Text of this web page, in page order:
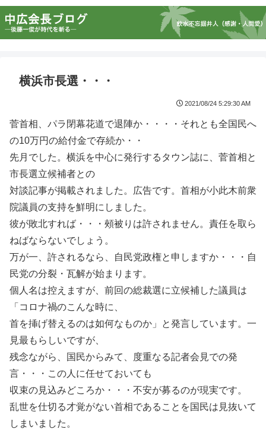
横浜市長選・・・
2021/08/24 5:29:30 AM
菅首相、パラ閉幕花道で退陣か・・・・それとも全国民へ
の10万円の給付金で存続か・・
先月でした。横浜を中心に発行するタウン誌に、菅首相と
市長選立候補者との
対談記事が掲載されました。広告です。首相が小此木前衆
院議員の支持を鮮明にしました。
彼が敗北すれば・・・頰被りは許されません。責任を取ら
ねばならないでしょう。
万が一、許されるなら、自民党政権と申しますか・・・自
民党の分裂・瓦解が始まります。
個人名は控えますが、前回の総裁選に立候補した議員は
「コロナ禍のこんな時に、
首を挿げ替えるのは如何なものか」と発言しています。一
見最もらしいですが、
残念ながら、国民からみて、度重なる記者会見での発
言・・・この人に任せておいても
収束の見込みどころか・・・不安が募るのが現実です。
乱世を仕切る才覚がない首相であることを国民は見抜いて
しまいました。